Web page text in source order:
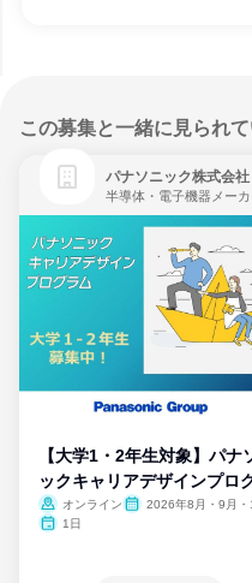
この募集と一緒に見られ
パナソニック株式会社
半導体・電子機器メーカ
【大学1・2年生対象】パナ
ックキャリアデザインプロ
ム
オンライン
2026年8月・9月・
1日